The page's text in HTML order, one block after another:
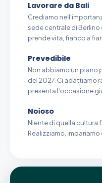
Lavorare da Bali
Crediamo
sede centrale di Berlino
prende vita, fianco a
Prevedibile
Non abbiamo un piano
del 2027. Ci adattiamo
presenta l'occasione
Noioso
Niente di quella cultura
Realizziamo, impariamo